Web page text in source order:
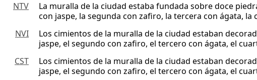
NTV
La muralla de la ciudad estaba fundada sobre doce
con jaspe, la segunda con zafiro, la tercera con ágata, la
NVI
Los cimientos de la muralla de la ciudad estaban
jaspe, el segundo con zafiro, el tercero con ágata, el
CST
Los cimientos de la muralla de la ciudad estaban
jaspe, el segundo con zafiro, el tercero con ágata, el